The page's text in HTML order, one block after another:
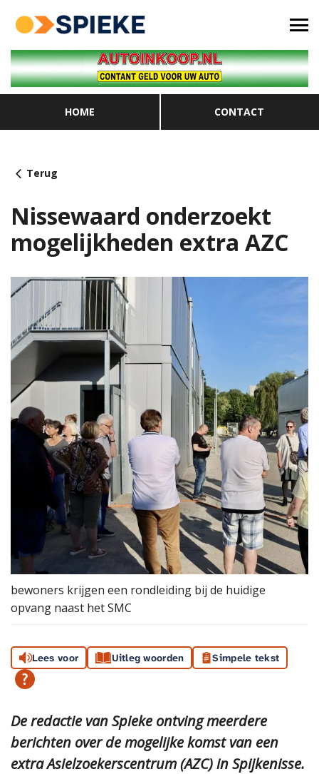
HOME CONTACT
Terug
Nissewaard onderzoekt
mogelijkheden extra AZC
bewoners krijgen een rondleiding bij de huidige
opvang naast het SMC
Lees voor Uitleg woorden Simpele tekst
De redactie van Spieke ontving meerdere
berichten over de mogelijke komst van een
extra Asielzoekerscentrum (AZC) in Spijkenisse.